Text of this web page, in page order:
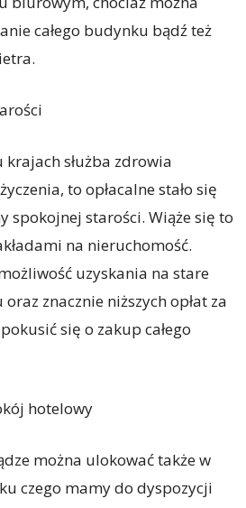
całego budynku bądź też
krajach służba zdrowia
to opłacalne stało się
spokojnej starości. Wiąże się to
na nieruchomość.
uzyskania na stare
znacznie niższych opłat za
się o zakup całego
hotelowy
można ulokować także w
czego mamy do dyspozycji